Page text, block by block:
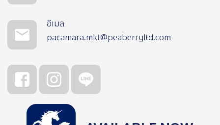
อีเมล
pacamara.mkt@peaberryltd.com